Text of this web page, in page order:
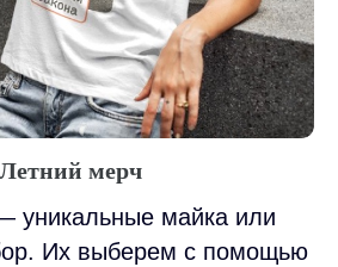
Летний мерч
уникальные майка или
Их выберем с помощью